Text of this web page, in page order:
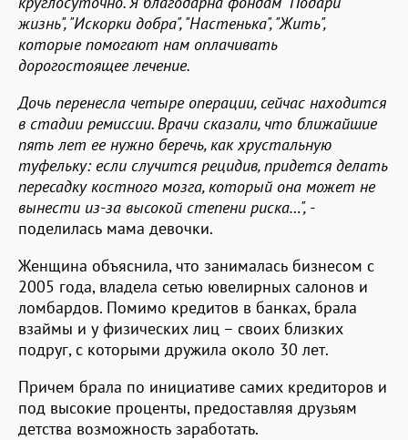
жизнь", "Искорки добра", "Настенька", "Жить",
которые помогают нам оплачивать
дорогостоящее лечение.
Дочь перенесла четыре операции, сейчас находится
в стадии ремиссии. Врачи сказали, что ближайшие
пять лет ее нужно беречь, как хрустальную
туфельку: если случится рецидив, придется делать
пересадку костного мозга, который она может не
вынести из-за высокой степени риска…", -
поделилась мама девочки.
Женщина объяснила, что занималась бизнесом с
2005 года, владела сетью ювелирных салонов и
ломбардов. Помимо кредитов в банках, брала
взаймы и у физических лиц – своих близких
подруг, с которыми дружила около 30 лет.
Причем брала по инициативе самих кредиторов и
под высокие проценты, предоставляя друзьям
детства возможность заработать.